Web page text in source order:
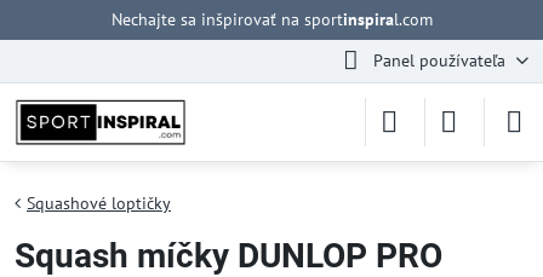
Nechajte sa inšpirovať na sportinspiral.com
Panel používateľa
Squashové loptičky
Squash míčky DUNLOP PRO